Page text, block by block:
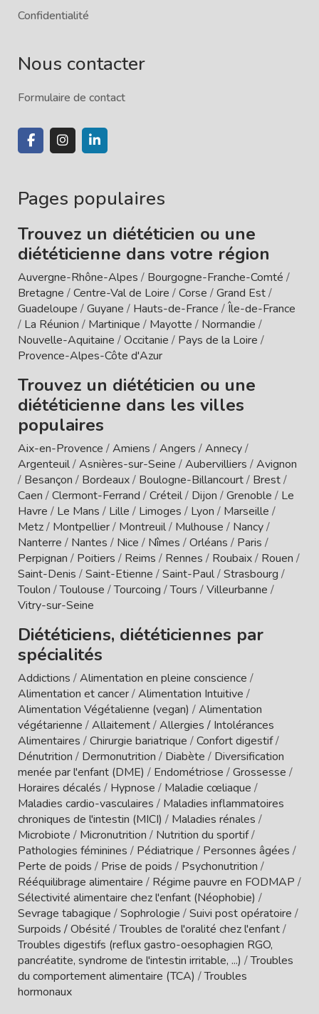
Confidentialité
Nous contacter
Formulaire de contact
Pages populaires
Trouvez un diététicien ou une
diététicienne dans votre région
Auvergne-Rhône-Alpes / Bourgogne-Franche-Comté /
Bretagne /Centre-Val de Loire /Corse /Grand Est/
Guadeloupe /Guyane / Hauts-de-France /Île-de-France
/ La Réunion / Martinique / Mayotte / Normandie /
Nouvelle-Aquitaine /Occitanie / Pays de la Loire /
Provence-Alpes-Côte d'Azur
Trouvez un diététicien ou une
diététicienne dans les villes
populaires
Aix-en-Provence /Amiens /Angers /Annecy/
Argenteuil/Asnières-sur-Seine /Aubervilliers /Avignon
/ Besançon / Bordeaux/ Boulogne-Billancourt/ Brest/
Caen /Clermont-Ferrand /Créteil/ Dijon /Grenoble / Le
Havre / Le Mans / Lille / Limoges / Lyon / Marseille /
Metz/ Montpellier/ Montreuil/ Mulhouse / Nancy/
Nanterre / Nantes / Nice / Nîmes /Orléans / Paris /
Perpignan / Poitiers / Reims / Rennes / Roubaix/ Rouen /
Saint-Denis /Saint-Etienne /Saint-Paul/Strasbourg /
Toulon /Toulouse /Tourcoing /Tours /Villeurbanne /
Vitry-sur-Seine
Diététiciens, diététiciennes par
spécialités
Addictions /Alimentation en pleine conscience /
Alimentation et cancer/Alimentation Intuitive /
Alimentation Végétalienne (vegan) /Alimentation
végétarienne /Allaitement/Allergies / Intolérances
Alimentaires /Chirurgie bariatrique /Confort digestif/
Dénutrition / Dermonutrition / Diabète / Diversification
menée par l'enfant (DME) / Endométriose /Grossesse /
Horaires décalés / Hypnose / Maladie cœliaque /
Maladies cardio-vasculaires / Maladies inflammatoires
chroniques de l'intestin (MICI) / Maladies rénales /
Microbiote / Micronutrition / Nutrition du sportif/
Pathologies féminines / Pédiatrique / Personnes âgées /
Perte de poids / Prise de poids / Psychonutrition /
Rééquilibrage alimentaire / Régime pauvre en FODMAP /
Sélectivité alimentaire chez l'enfant (Néophobie) /
Sevrage tabagique /Sophrologie /Suivi post opératoire /
Surpoids / Obésité /Troubles de l'oralité chez l'enfant/
Troubles digestifs (reflux gastro-oesophagien RGO,
pancréatite, syndrome de l'intestin irritable, ...) /Troubles
du comportement alimentaire (TCA) /Troubles
hormonaux